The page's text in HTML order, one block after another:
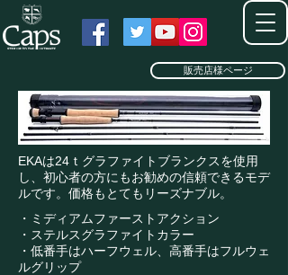
販売店様ページ
EKAは24ｔグラファイトブランクスを使用
し、初心者の方にもお勧めの信頼できるモデ
ルです。価格もとてもリーズナブル。
・ミディアムファーストアクション
・ステルスグラファイトカラー
・低番手はハーフウェル、高番手はフルウェ
ルグリップ